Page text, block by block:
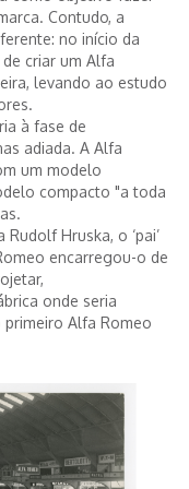
Contudo, a
no início da
criar um Alfa
levando ao estudo
à fase de
adiada. A Alfa
um modelo
compacto "a toda
Hruska, o ‘pai’
encarregou-o de
onde seria
primeiro Alfa Romeo